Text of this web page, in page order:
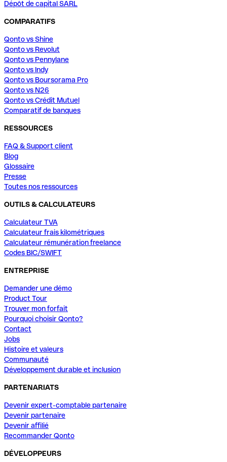
Dépôt de capital SARL
COMPARATIFS
Qonto vs Shine
Qonto vs Revolut
Qonto vs Pennylane
Qonto vs Indy
Qonto vs Boursorama Pro
Qonto vs N26
Qonto vs Crédit Mutuel
Comparatif de banques
RESSOURCES
FAQ & Support client
Blog
Glossaire
Presse
Toutes nos ressources
OUTILS & CALCULATEURS
Calculateur TVA
Calculateur frais kilométriques
Calculateur rémunération freelance
Codes BIC/SWIFT
ENTREPRISE
Demander une démo
Product Tour
Trouver mon forfait
Pourquoi choisir Qonto?
Contact
Jobs
Histoire et valeurs
Communauté
Développement durable et inclusion
PARTENARIATS
Devenir expert-comptable partenaire
Devenir partenaire
Devenir affilié
Recommander Qonto
DÉVELOPPEURS